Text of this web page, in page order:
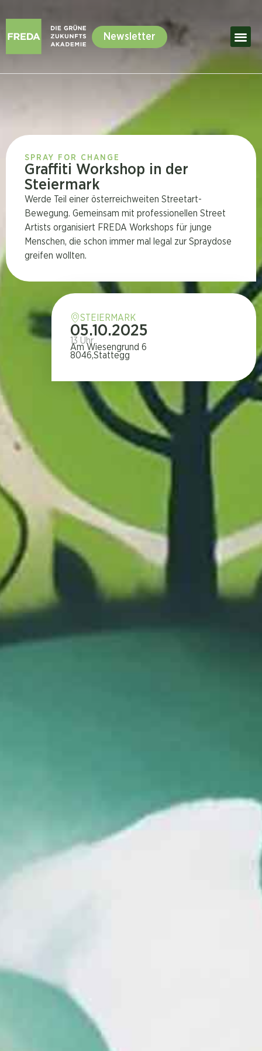
Newsletter
SPRAY FOR CHANGE
Graffiti Workshop in der
Steiermark
Werde Teil einer österreichweiten Streetart-
Bewegung. Gemeinsam mit professionellen Street
Artists organisiert FREDA Workshops für junge
Menschen, die schon immer mal legal zur Spraydose
greifen wollten.
STEIERMARK
05.10.2025
13 Uhr
Am Wiesengrund 6
8046,Stattegg